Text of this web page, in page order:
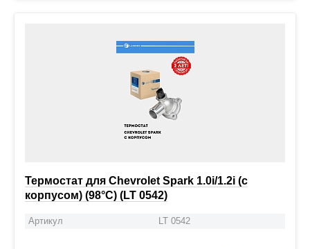
Термостат для Chevrolet Spark 1.0i/1.2i (с
корпусом) (98°С) (LT 0542)
Артикул LT 0542